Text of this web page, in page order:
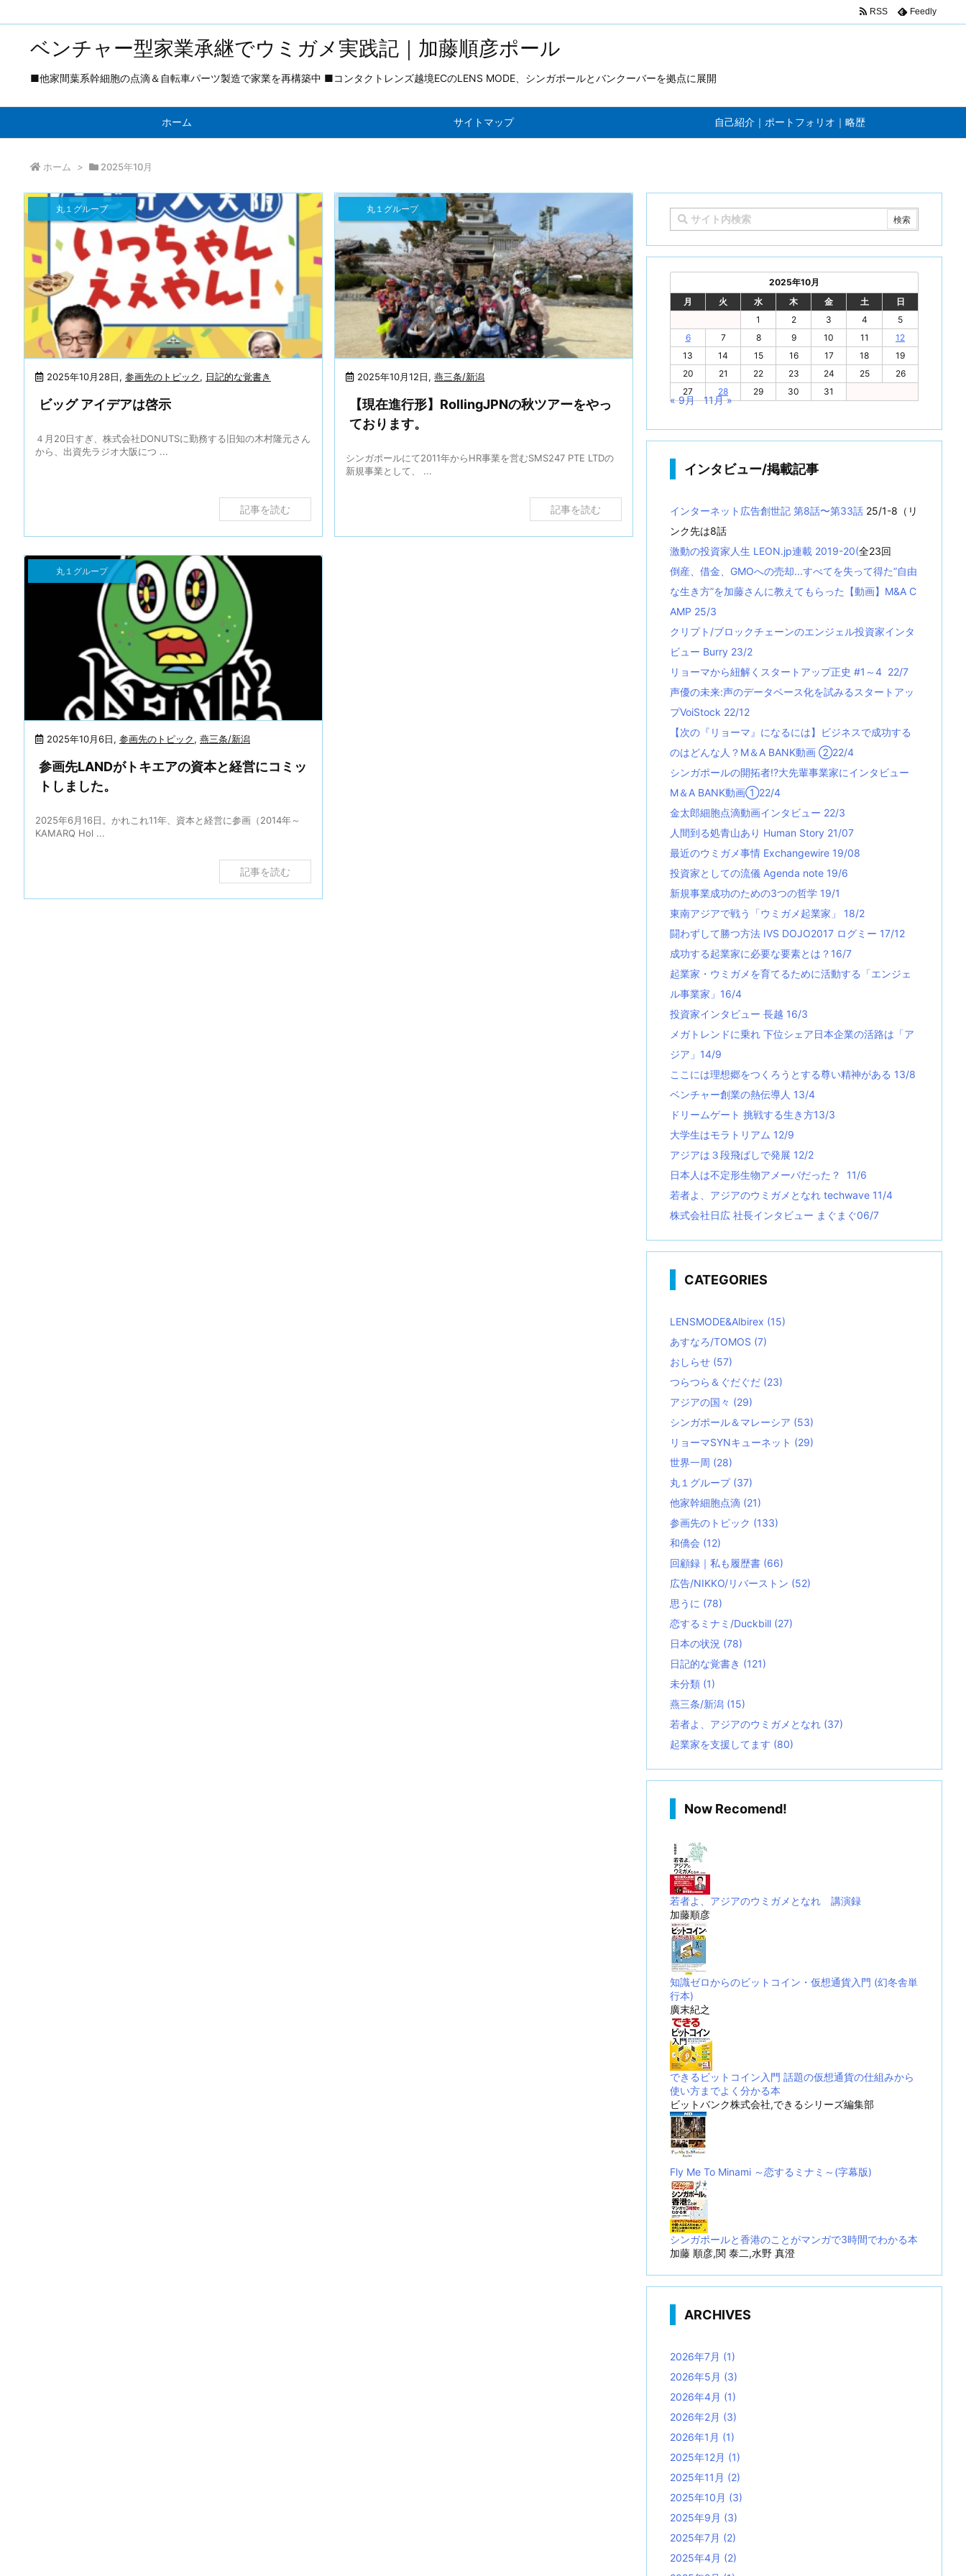
ベンチャー型家業承継でウミガメ実践記｜加藤順彦ポール
■他家間葉系幹細胞の点滴＆自転車パーツ製造で家業を再構築中 ■コンタクトレンズ越境ECのLENS MODE、シンガポールとバンクーバーを拠点に展開
ホーム サイトマップ 自己紹介｜ポートフォリオ｜略歴
RSS Feedly
ホーム > 2025年10月
2025年10月28日
丸１グループ
, 参画先のトピック, 日記的な覚書き
ビッグ アイデアは啓示
４月20日すぎ、株式会社DONUTSに勤務する旧知の木村隆元さん
から、出資先ラジオ大阪につ ...
記事を読む
2025年10月12日
丸１グループ
,燕三条/新潟
【現在進行形】RollingJPNの秋ツアーをやっ
ております。
シンガポールにて2011年からHR事業を営むSMS247 PTE LTDの
新規事業として、 ...
記事を読む
2025年10月6日
丸１グループ
, 参画先のトピック, 燕三条/新潟
参画先LANDがトキエアの資本と経営にコミッ
トしました。
2025年6月16日。かれこれ11年、資本と経営に参画（2014年～
KAMARQ Hol ...
記事を読む
2025年10月
月
火 水 木 金 土
日
1
2 3 4
5
6
7 8 9 10 11
12
13
14 15 16 17 18
19
20
21 22 23 24 25
26
27
28 29 30 31
« 9月 11月 »
インタビュー/掲載記事
インターネット広告創世記 第8話〜第33話 25/1-8（リ
ンク先は8話
激動の投資家人生 LEON.jp連載 2019-20(全23回
倒産、借金、GMOへの売却...すべてを失って得た”自由
な生き方”を加藤さんに教えてもらった【動画】M&A C
AMP 25/3
クリプト/ブロックチェーンのエンジェル投資家インタ
ビュー Burry 23/2
リョーマから紐解くスタートアップ正史 #1～4 22/7
声優の未来:声のデータベース化を試みるスタートアッ
プVoiStock 22/12
【次の『リョーマ』になるには】ビジネスで成功する
のはどんな人？M＆A BANK動画 ②22/4
シンガポールの開拓者!?大先輩事業家にインタビュー
M＆A BANK動画①22/4
金太郎細胞点滴動画インタビュー 22/3
人間到る処青山あり Human Story 21/07
最近のウミガメ事情 Exchangewire 19/08
投資家としての流儀 Agenda note 19/6
新規事業成功のための3つの哲学 19/1
東南アジアで戦う「ウミガメ起業家」 18/2
闘わずして勝つ方法 IVS DOJO2017 ログミー 17/12
成功する起業家に必要な要素とは？16/7
起業家・ウミガメを育てるために活動する「エンジェ
ル事業家」16/4
投資家インタビュー 長越 16/3
メガトレンドに乗れ 下位シェア日本企業の活路は「ア
ジア」14/9
ここには理想郷をつくろうとする尊い精神がある 13/8
ベンチャー創業の熱伝導人 13/4
ドリームゲート 挑戦する生き方13/3
大学生はモラトリアム 12/9
アジアは３段飛ばしで発展 12/2
日本人は不定形生物アメーバだった？ 11/6
若者よ、アジアのウミガメとなれ techwave 11/4
株式会社日広 社長インタビュー まぐまぐ06/7
CATEGORIES
LENSMODE&Albirex (15)
あすなろ/TOMOS (7)
おしらせ (57)
つらつら＆ぐだぐだ (23)
アジアの国々 (29)
シンガポール＆マレーシア (53)
リョーマSYNキューネット (29)
世界一周 (28)
丸１グループ (37)
他家幹細胞点滴 (21)
参画先のトピック (133)
和僑会 (12)
回顧録｜私も履歴書 (66)
広告/NIKKO/リバーストン (52)
思うに (78)
恋するミナミ/Duckbill (27)
日本の状況 (78)
日記的な覚書き (121)
未分類 (1)
燕三条/新潟 (15)
若者よ、アジアのウミガメとなれ (37)
起業家を支援してます (80)
Now Recomend!
若者よ、アジアのウミガメとなれ 講演録
加藤順彦
知識ゼロからのビットコイン・仮想通貨入門 (幻冬舎単
行本)
廣末紀之
できるビットコイン入門 話題の仮想通貨の仕組みから
使い方までよく分かる本
ビットバンク株式会社,できるシリーズ編集部
Fly Me To Minami ～恋するミナミ～(字幕版)
シンガポールと香港のことがマンガで3時間でわかる本
加藤 順彦,関 泰二,水野 真澄
ARCHIVES
2026年7月 (1)
2026年5月 (3)
2026年4月 (1)
2026年2月 (3)
2026年1月 (1)
2025年12月 (1)
2025年11月 (2)
2025年10月 (3)
2025年9月 (3)
2025年7月 (2)
2025年4月 (2)